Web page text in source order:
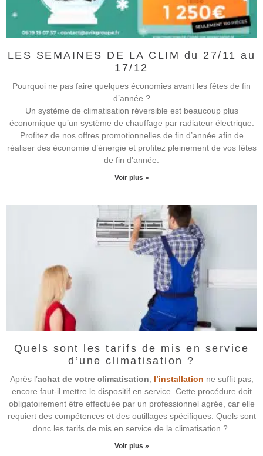
LES SEMAINES DE LA CLIM du 27/11 au
17/12
Pourquoi ne pas faire quelques économies avant les fêtes de fin
d’année ?
Un système de climatisation réversible est beaucoup plus
économique qu’un système de chauffage par radiateur électrique.
Profitez de nos offres promotionnelles de fin d’année afin de
réaliser des économie d’énergie et profitez pleinement de vos fêtes
de fin d’année.
Voir plus »
Quels sont les tarifs de mis en service
d’une climatisation ?
Après l’achat de votre climatisation, l’installation ne suffit pas,
encore faut-il mettre le dispositif en service. Cette procédure doit
obligatoirement être effectuée par un professionnel agrée, car elle
requiert des compétences et des outillages spécifiques. Quels sont
donc les tarifs de mis en service de la climatisation ?
Voir plus »